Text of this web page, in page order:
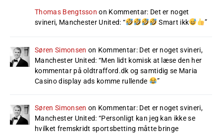
Thomas Bengtsson on Kommentar: Det er noget
svineri, Manchester United: “ Smart ikk ”
Søren Simonsen on Kommentar: Det er noget svineri,
Manchester United: “Men lidt komisk at læse den her
kommentar på oldtrafford.dk og samtidig se Maria
Casino display ads komme rullende
”
Søren Simonsen on Kommentar: Det er noget svineri,
Manchester United: “Personligt kan jeg kan ikke se
hvilket fremskridt sportsbetting måtte bringe